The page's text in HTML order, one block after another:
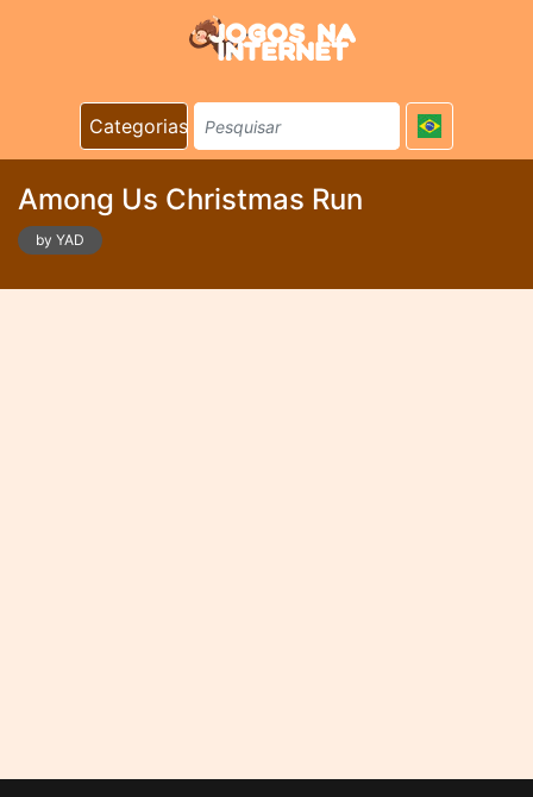
Categorias
Among Us Christmas Run
by YAD